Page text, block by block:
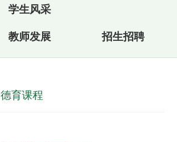
学生风采
教师发展 招生招聘
德育课程